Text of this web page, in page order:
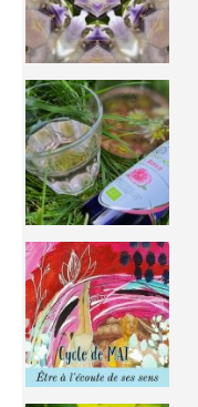
Inhabit your body and understand its